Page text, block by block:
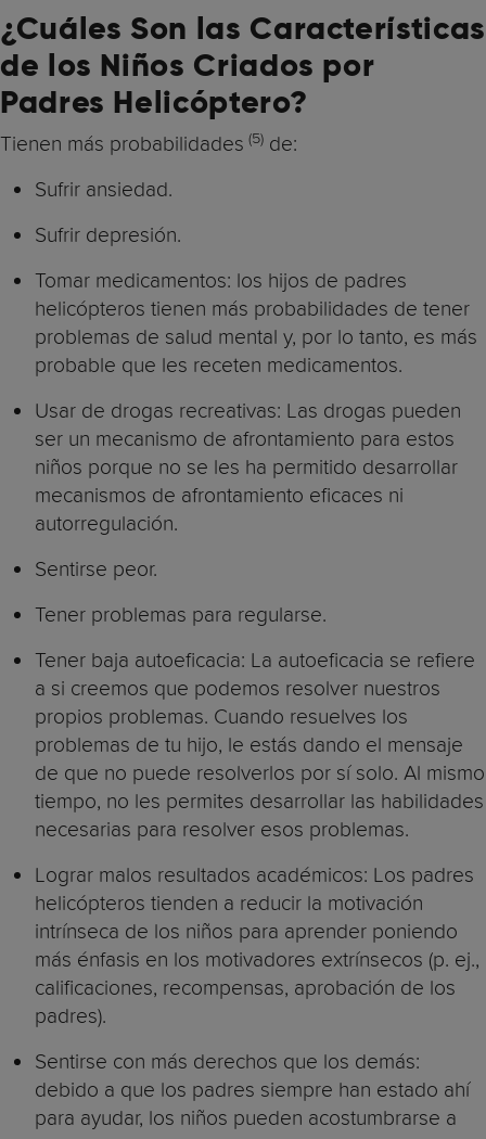
¿Cuáles Son las Características
de los Niños Criados por
Padres Helicóptero?
Tienen más probabilidades (5) de:
Sufrir ansiedad.
Sufrir depresión.
Tomar medicamentos: los hijos de padres
helicópteros tienen más probabilidades de tener
problemas de salud mental y, por lo tanto, es más
probable que les receten medicamentos.
Usar de drogas recreativas: Las drogas pueden
ser un mecanismo de afrontamiento para estos
niños porque no se les ha permitido desarrollar
mecanismos de afrontamiento eficaces ni
autorregulación.
Sentirse peor.
Tener problemas para regularse.
Tener baja autoeficacia: La autoeficacia se refiere
a si creemos que podemos resolver nuestros
propios problemas. Cuando resuelves los
problemas de tu hijo, le estás dando el mensaje
de que no puede resolverlos por sí solo. Al mismo
tiempo, no les permites desarrollar las habilidades
necesarias para resolver esos problemas.
Lograr malos resultados académicos: Los padres
helicópteros tienden a reducir la motivación
intrínseca de los niños para aprender poniendo
más énfasis en los motivadores extrínsecos (p. ej.,
calificaciones, recompensas, aprobación de los
padres).
Sentirse con más derechos que los demás:
debido a que los padres siempre han estado ahí
para ayudar, los niños pueden acostumbrarse a